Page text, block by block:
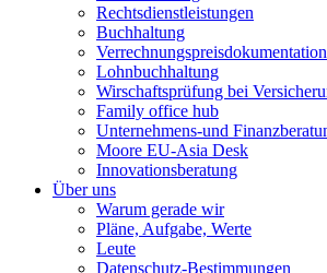
Rechtsdienstleistungen
Buchhaltung
Verrechnungspreisdokumentation
Lohnbuchhaltung
Wirschaftsprüfung bei
Family office hub
Unternehmens-und
Moore EU-Asia Desk
Innovationsberatung
Über uns
Warum gerade wir
Pläne, Aufgabe, Werte
Leute
Datenschutz-Bestimmungen